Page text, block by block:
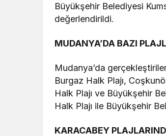
Büyükşehir Belediyesi
değerlendirildi.
MUDANYA’DA BAZI
Mudanya’da
Burgaz Halk Plajı,
Halk Plajı ve Büyükşehir
Halk Plajı ile Büyükşehir
KARACABEY